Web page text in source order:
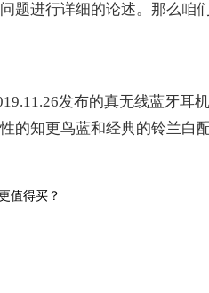
题进行详细的论述。那么咱
发布的真无线蓝牙耳
的知更鸟蓝和经典的铃兰白